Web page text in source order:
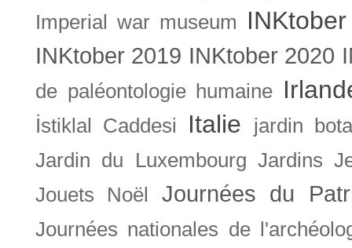
Imperial war museum INKtober
INKtober 2019 INKtober 2020
de paléontologie humaine
İstiklal Caddesi Italie
jardin
Jardin du Luxembourg Jardins
Jouets Noël
Journées du
Journées nationales de